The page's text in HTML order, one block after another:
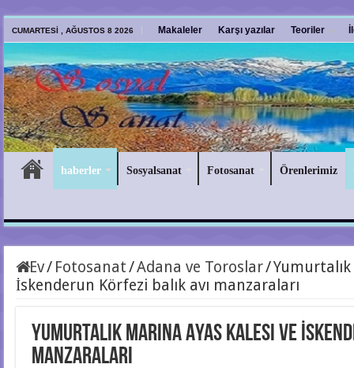
CUMARTESI , AĞUSTOS 8 2026 Makaleler Karşı yazılar Teoriler
haberler Sosyalsanat Fotosanat Örenlerimiz
Ev/ Fotosanat/Adana ve Toroslar/
İskenderun Körfezi balık avı manzaraları
Yumurtalık marina Ayas kalesi ve
manzaraları